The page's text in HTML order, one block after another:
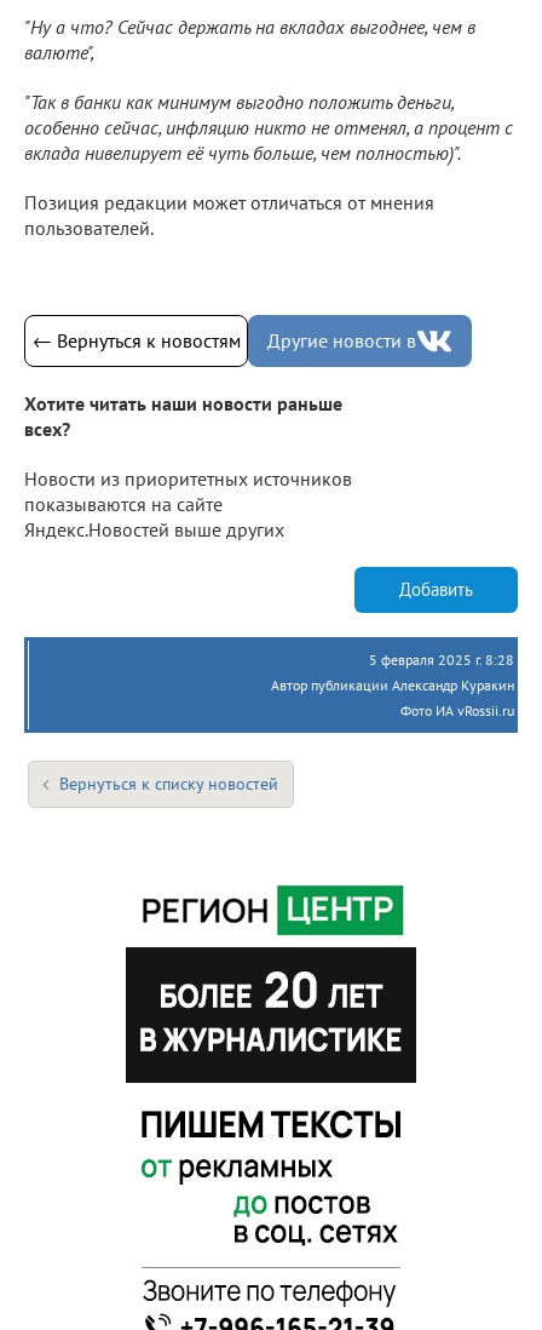
"Ну а что? Сейчас держать на вкладах выгоднее, чем в
валюте",
"Так в банки как минимум выгодно положить деньги,
особенно сейчас, инфляцию никто не отменял, а процент с
вклада нивелирует её чуть больше, чем полностью)".
Позиция редакции может отличаться от мнения
пользователей.
← Вернуться к новостям Другие новости в
Хотите читать наши новости раньше
всех?
Новости из приоритетных источников
показываются на сайте
Яндекс.Новостей выше других
Добавить
5 февраля 2025 г. 8:28
Автор публикации Александр Куракин
Фото ИА vRossii.ru
Вернуться к списку новостей